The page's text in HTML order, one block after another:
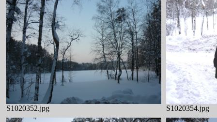
S1020352.jpg S1020354.jpg